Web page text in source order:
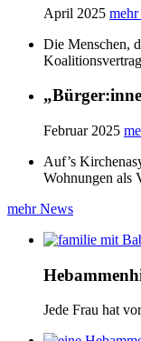
April 2025 mehr
Die Menschen,
Februar 2025
Auf’s
Wohnungen als
mehr News
Jede Frau hat